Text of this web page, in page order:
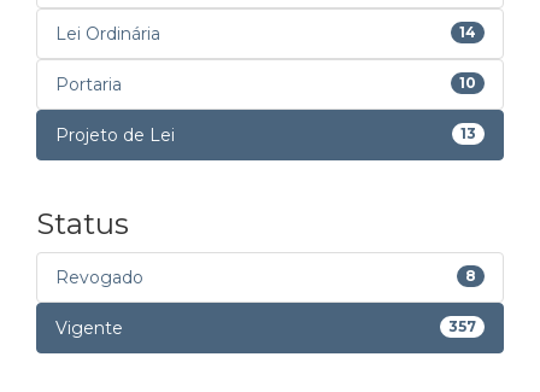
Lei Ordinária 14
Portaria 10
Projeto de Lei 13
Status
Revogado 8
Vigente 357